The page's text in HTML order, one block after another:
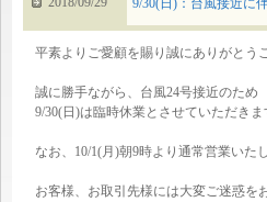
9/30(日)：台風接近に
平素よりご愛顧を賜り誠にありがとう
誠に勝手ながら、台風24号接近のため
9/30(日)は臨時休業とさせていただきま
なお、10/1(月)朝9時より通常営業いた
お客様、お取引先様には大変ご迷惑を